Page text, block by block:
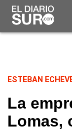
ESTEBAN
La
Lomas,